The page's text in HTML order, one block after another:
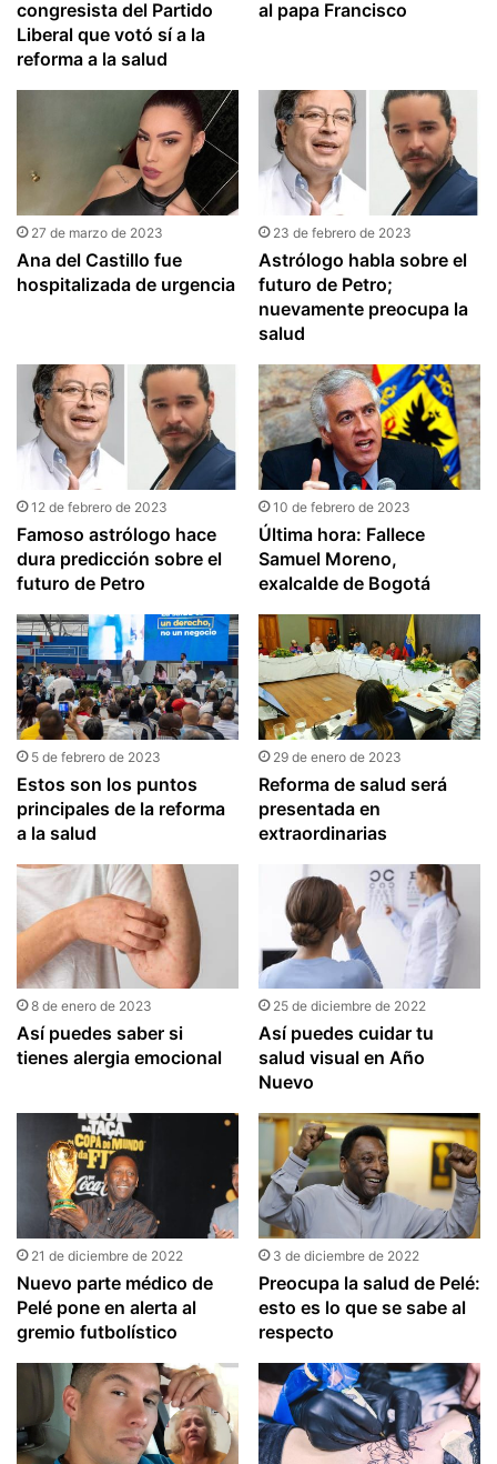
congresista del Partido
Liberal que votó sí a la
reforma a la salud
al papa Francisco
27 de marzo de 2023
Ana del Castillo fue
hospitalizada de urgencia
23 de febrero de 2023
Astrólogo habla sobre el
futuro de Petro;
nuevamente preocupa la
salud
12 de febrero de 2023
Famoso astrólogo hace
dura predicción sobre el
futuro de Petro
10 de febrero de 2023
Última hora: Fallece
Samuel Moreno,
exalcalde de Bogotá
5 de febrero de 2023
Estos son los puntos
principales de la reforma
a la salud
29 de enero de 2023
Reforma de salud será
presentada en
extraordinarias
8 de enero de 2023
Así puedes saber si
tienes alergia emocional
25 de diciembre de 2022
Así puedes cuidar tu
salud visual en Año
Nuevo
21 de diciembre de 2022
Nuevo parte médico de
Pelé pone en alerta al
gremio futbolístico
3 de diciembre de 2022
Preocupa la salud de Pelé:
esto es lo que se sabe al
respecto